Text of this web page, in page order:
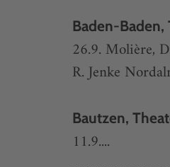
Baden-Baden,
26.9. Molière,
R. Jenke
Bautzen,
11.9....